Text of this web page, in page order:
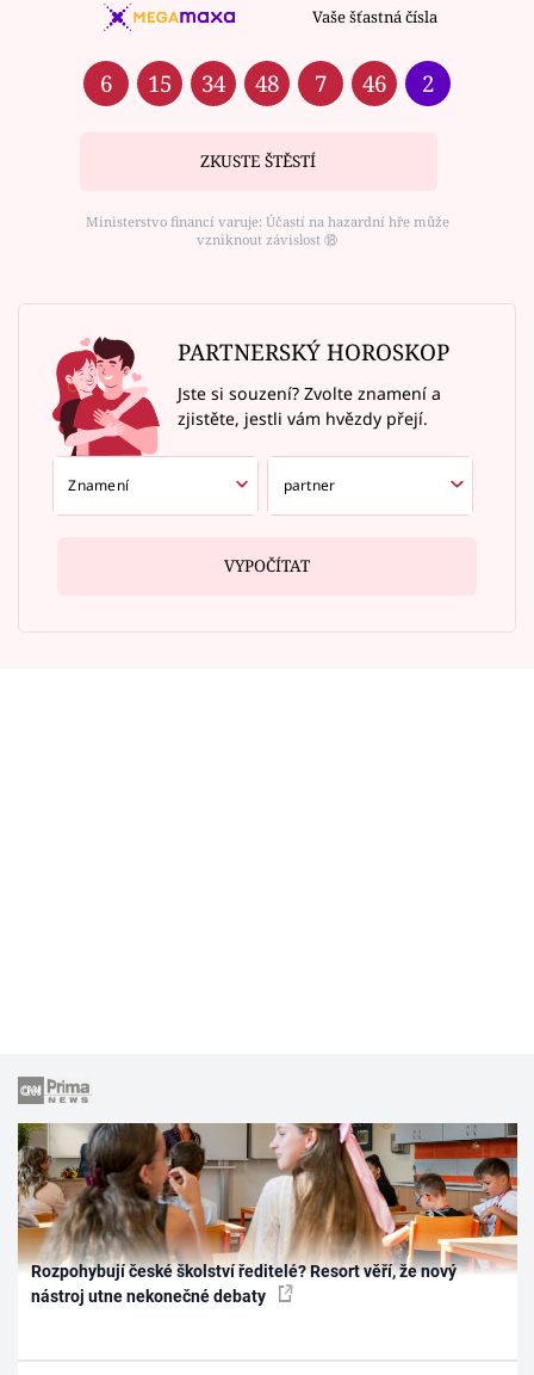
Vaše šťastná čísla
6 15 34 48 7 46 2
ZKUSTE ŠTĚSTÍ
Ministerstvo financí varuje: Účastí na hazardní hře může
vzniknout závislost ⑱
PARTNERSKÝ HOROSKOP
Jste si souzení? Zvolte znamení a
zjistěte, jestli vám hvězdy přejí.
VYPOČÍTAT
Rozpohybují české školství ředitelé? Resort věří, že nový
nástroj utne nekonečné debaty